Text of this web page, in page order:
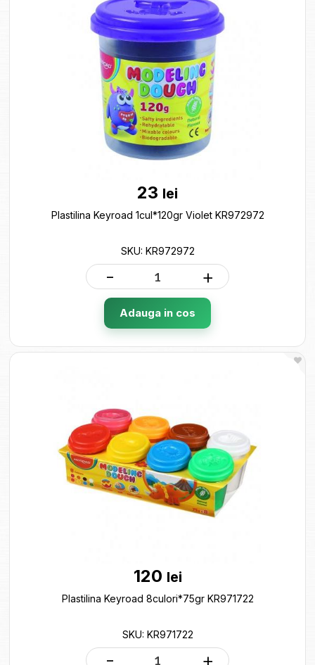
23 lei
Plastilina Keyroad 1cul*120gr Violet KR972972
SKU: KR972972
- +
Adauga in cos
120 lei
Plastilina Keyroad 8culori*75gr KR971722
SKU: KR971722